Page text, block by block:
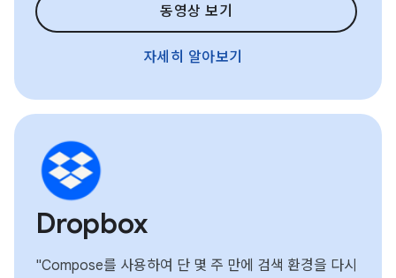
동영상 보기
자세히 알아보기
Dropbox
"Compose를 사용하여 단 몇 주 만에 검색 환경을 다시